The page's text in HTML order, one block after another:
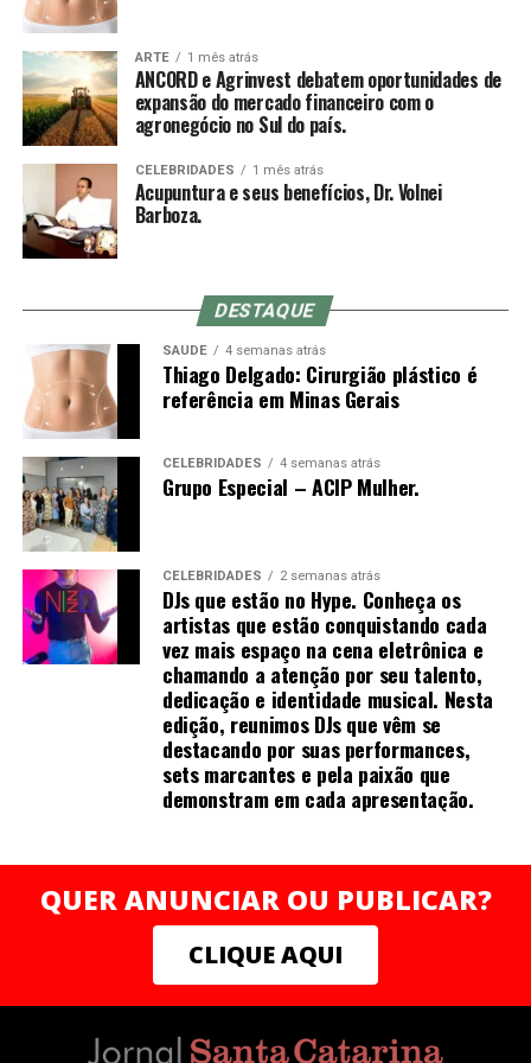
Sobre a ANCORD
Com mais de 50 anos de atuação, a ANCORD (Associação
Nacional das Corretoras e Distribuidoras de Títulos e
Valores Mobiliários, Câmbio e Mercadorias) se
Indústria de Intermediação. É também reconhecida pela
qualidade de suas iniciativas educacionais e, por conta de
sua experiência, modernos processos e constantes
do mercado financeiro e de capitais como Entidade
Certificadora e Credenciadora.
Sobre a Agrinvest Commodities
A Agrinvest Commodities é referência em inteligência de
mercado e gestão de risco para o agronegócio brasileiro,
conectando produtores, indústrias e o mercado
financeiro por meio de análises, consultoria e operações
em commodities agrícolas.
pressão da ponta do mandril sobre a pele ajuda a reduzir
a dor da entrada, mas acupunturistas muito experientes
muitas vezes optam por inserir a agulha em um
movimento rápido à mão livre até a profundidade
indicada, o que não é possível com o mandril (a
diferença entre o comprimento do mandril e da agulha é
o quanto se conseguirá inserir da agulha no primeiro
movimento).
De-qi (Chinês: 得气; pinyin: dé qì; “chegada de qi”) se
refere a uma alegada sensação de torpor, distensão ou
formigamento elétrico no local da agulha. Se essa
sensação não ocorre, então se justifica dizendo que o
acuponto não foi localizado corretamente, ou a agulha
não foi inserida na profundidade correta, ou houve
manipulação inadequada. Se o de-qi não é
imediatamente sentido no local de inserção da agulha,
várias técnicas de manipulação costumam ser
empregadas para promovê-la, como arrancar, sacudir e
tremer.[61]
Uma vez que o de-qi é observado, técnicas podem ser
utilizadas para “influenciar” o de-qi: por exemplo,
objetivam “tonificar” (chinês: 补; pinyin: bǔ) ou “sedar”
(chinês: 泄; pinyin: xiè) o qi.
As primeiras técnicas são usadas em padrões de
[61] O de-qi é mais importante na acupuntura chinesa,
ARTE 1 mês atrás
ANCORD e Agrinvest debatem oportunidades de
expansão do mercado financeiro com o
agronegócio no Sul do país.
CELEBRIDADES 1 mês atrás
Acupuntura e seus benefícios, Dr. Volnei
Barboza.
DESTAQUE
SAÚDE 4 semanas atrás
Thiago Delgado: Cirurgião plástico é
referência em Minas Gerais
CELEBRIDADES 4 semanas atrás
Grupo Especial – ACIP Mulher.
CELEBRIDADES 2 semanas atrás
DJs que estão no Hype. Conheça os
artistas que estão conquistando cada
vez mais espaço na cena eletrônica e
chamando a atenção por seu talento,
dedicação e identidade musical. Nesta
edição, reunimos DJs que vêm se
destacando por suas performances,
sets marcantes e pela paixão que
demonstram em cada apresentação.
QUER ANUNCIAR OU PUBLICAR?
CLIQUE AQUI